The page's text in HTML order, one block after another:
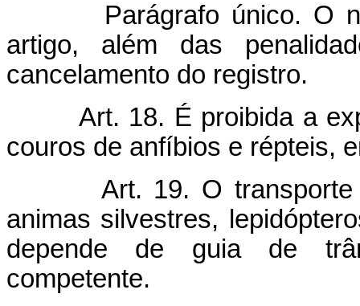
Parágrafo único. O
artigo, além das
cancelamento do registro.
Art. 18. É proibida a
couros de anfíbios e répteis,
Art. 19. O
animas silvestres,
depende de guia de
competente.